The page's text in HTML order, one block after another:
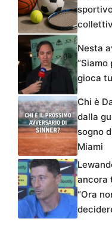
Nesta
“Siamo
gioca
Chi è
dalla
sogno
Miami
ancora
“Ora